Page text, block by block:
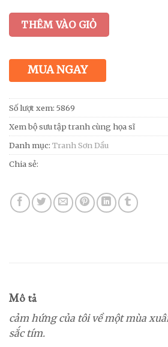
THÊM VÀO GIỎ
MUA NGAY
Số lượt xem: 5869
Xem bộ sưu tập tranh cùng họa sĩ
Danh mục: Tranh Sơn Dầu
Chia sẻ:
Mô tả
cảm hứng của tôi về một mùa
sắc tím.